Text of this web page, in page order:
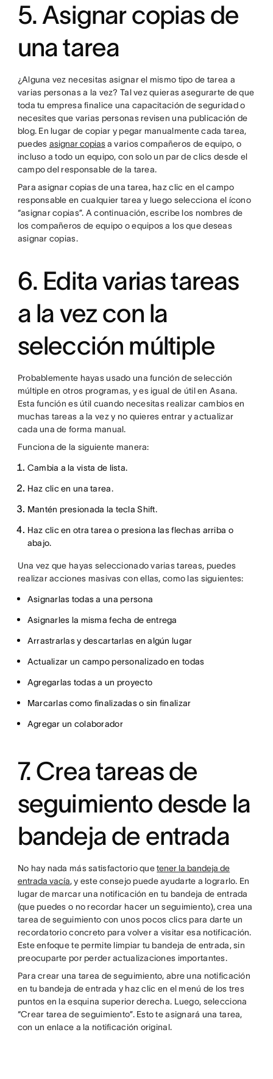
5. Asignar copias de
una tarea
¿Alguna vez necesitas asignar el mismo tipo de tarea a
varias personas a la vez? Tal vez quieras asegurarte de que
toda tu empresa finalice una capacitación de seguridad o
necesites que varias personas revisen una publicación de
blog. En lugar de copiar y pegar manualmente cada tarea,
puedes asignar copiasa varios compañeros de equipo, o
incluso a todo un equipo, con solo un par de clics desde el
campo del responsable de la tarea.
Para asignar copias de una tarea, haz clic en el campo
responsable en cualquier tarea y luego selecciona el ícono
“asignar copias”. A continuación, escribe los nombres de
los compañeros de equipo o equipos a los que deseas
asignar copias.
6. Edita varias tareas
a la vez con la
selección múltiple
Probablemente hayas usado una función de selección
múltiple en otros programas, y es igual de útil en Asana.
Esta función es útil cuando necesitas realizar cambios en
muchas tareas a la vez y no quieres entrar y actualizar
cada una de forma manual.
Funciona de la siguiente manera:
Cambia a la vista de lista.
Haz clic en una tarea.
Mantén presionada la tecla Shift.
Haz clic en otra tarea o presiona las flechas arriba o
abajo.
Una vez que hayas seleccionado varias tareas, puedes
realizar acciones masivas con ellas, como las siguientes:
Asignarlas todas a una persona
Asignarles la misma fecha de entrega
Arrastrarlas y descartarlas en algún lugar
Actualizar un campo personalizado en todas
Agregarlas todas a un proyecto
Marcarlas como finalizadas o sin finalizar
Agregar un colaborador
7. Crea tareas de
seguimiento desde la
bandeja de entrada
No hay nada más satisfactorio quetener la bandeja de
entrada vacía, y este consejo puede ayudarte a lograrlo. En
lugar de marcar una notificación en tu bandeja de entrada
(que puedes o no recordar hacer un seguimiento), crea una
tarea de seguimiento con unos pocos clics para darte un
recordatorio concreto para volver a visitar esa notificación.
Este enfoque te permite limpiar tu bandeja de entrada, sin
preocuparte por perder actualizaciones importantes.
Para crear una tarea de seguimiento, abre una notificación
en tu bandeja de entrada y haz clic en el menú de los tres
puntos en la esquina superior derecha. Luego, selecciona
“Crear tarea de seguimiento”. Esto te asignará una tarea,
con un enlace a la notificación original.